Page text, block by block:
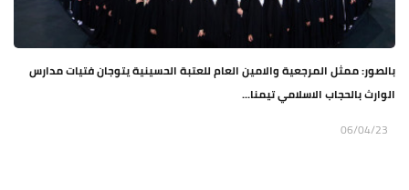
بالصور: ممثل المرجعية والامين العام للعتبة الحسينية يتوجان فتيات مدارس
الوارث بالحجاب الاسلامي تيمنا...
06/04/23